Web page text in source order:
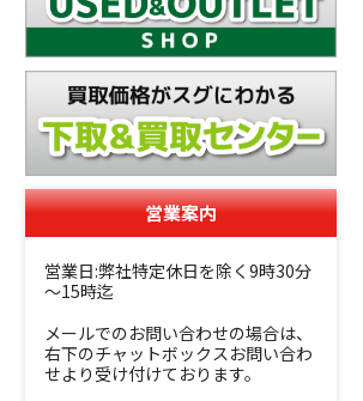
営業案内
営業日:弊社特定休日を除く9時30分
～15時迄
メールでのお問い合わせの場合は、
右下のチャットボックスお問い合わ
せより受け付けております。